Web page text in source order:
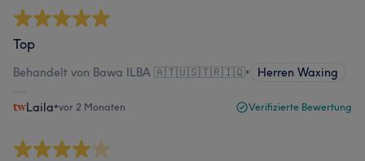
Top
Behandelt von Bawa ILBA 🇦🇹🇺🇸🇹🇷🇮🇶• Herren Waxing
Laila•vor 2 Monaten Verifizierte Bewertung